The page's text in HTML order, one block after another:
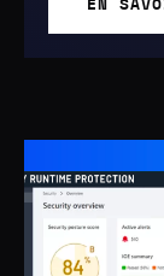
EN